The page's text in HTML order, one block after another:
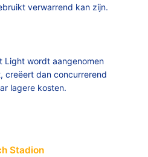
verwarrend kan zijn.
Light wordt aangenomen
creëert dan concurrerend
lagere kosten.
Stadion